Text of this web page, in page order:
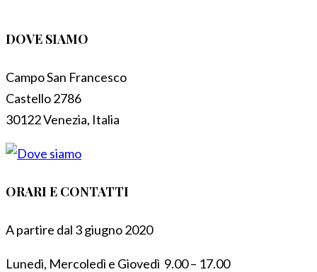
DOVE SIAMO
Campo San Francesco
Castello 2786
30122 Venezia, Italia
ORARI E CONTATTI
A partire dal 3 giugno 2020
Lunedì, Mercoledì e Giovedì 9.00 – 17.00